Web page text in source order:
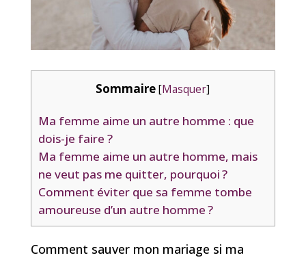
Sommaire [Masquer]
Ma femme aime un autre homme : que
dois-je faire ?
Ma femme aime un autre homme, mais
ne veut pas me quitter, pourquoi ?
Comment éviter que sa femme tombe
amoureuse d’un autre homme ?
Comment sauver mon mariage si ma